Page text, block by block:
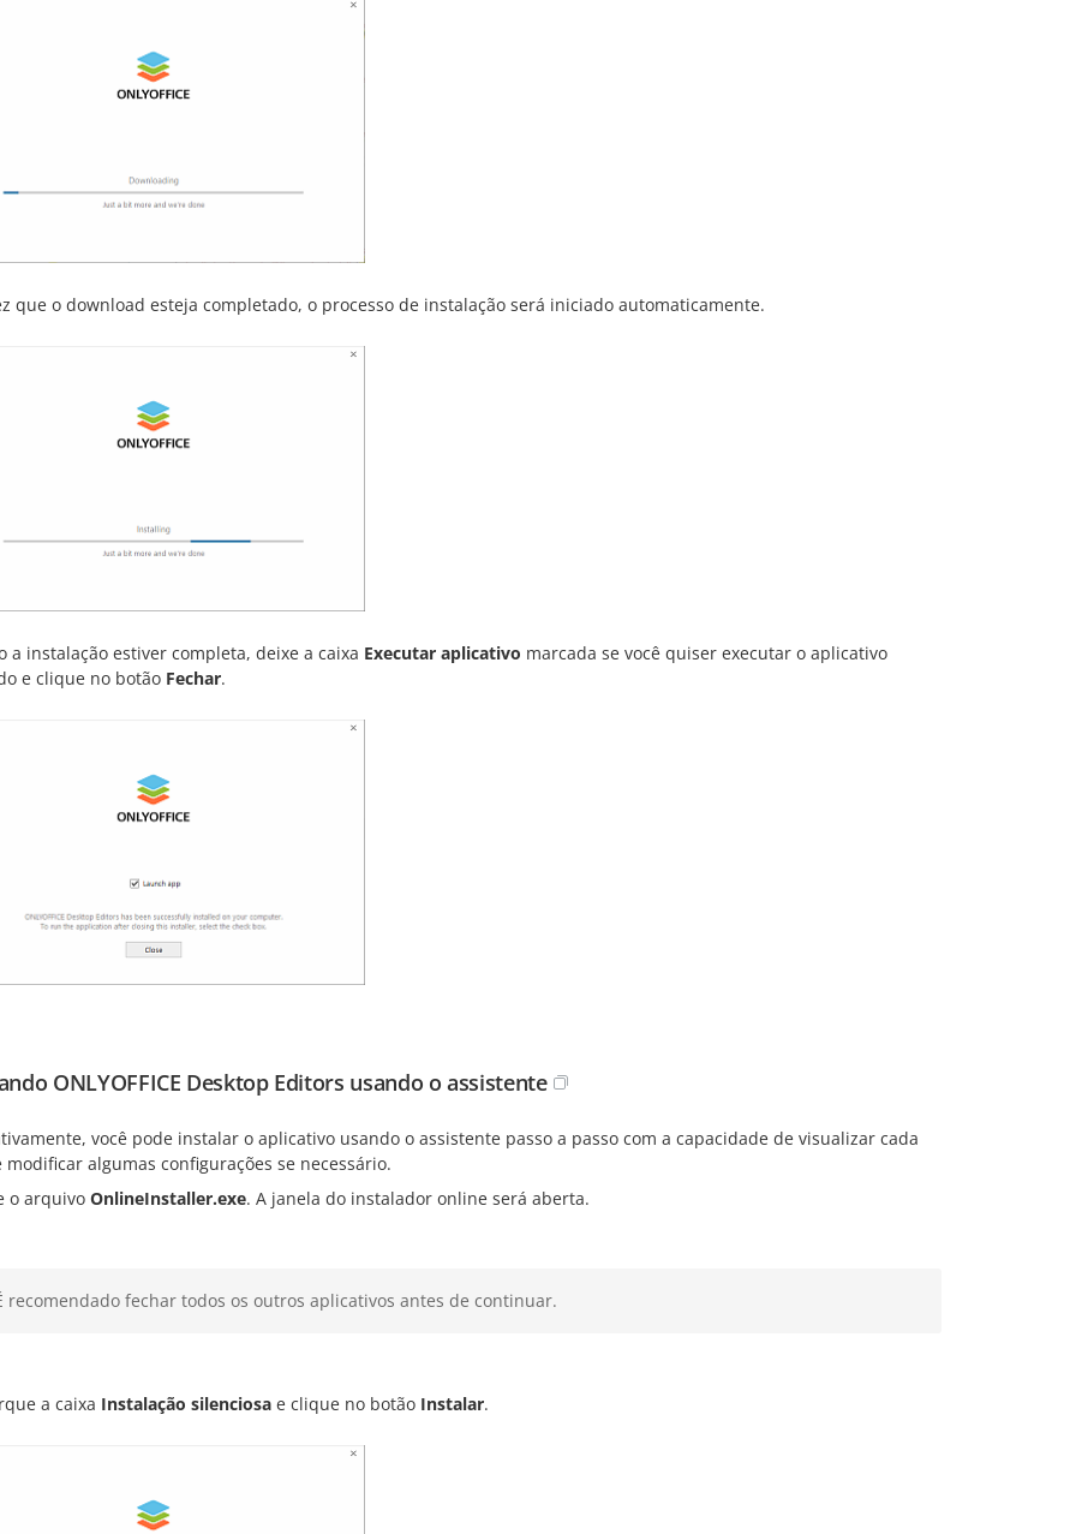
que o download esteja completado, o processo de instalação será iniciado automaticamente.
a instalação estiver completa, deixe a caixa Executar aplicativo marcada se você quiser executar o aplicativo
e clique no botão Fechar.
ONLYOFFICE Desktop Editors usando o assistente
você pode instalar o aplicativo usando o assistente passo a passo com a capacidade de visualizar cada
modificar algumas configurações se necessário.
o arquivo OnlineInstaller.exe. A janela do instalador online será aberta.
recomendado fechar todos os outros aplicativos antes de continuar.
a caixa Instalação silenciosa e clique no botão Instalar.